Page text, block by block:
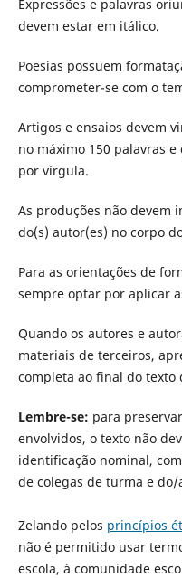
Expressões e palavras
devem estar em itálico.
Poesias possuem
comprometer-se com o
Artigos e ensaios devem
no máximo 150 palavras
por vírgula.
As produções não devem
do(s) autor(es) no corpo
Para as orientações de
sempre optar por aplicar
Quando os autores e
materiais de terceiros,
completa ao final do texto
Lembre-se: para
envolvidos, o texto não
identificação nominal,
de colegas de turma e
Zelando pelos princípios
não é permitido usar
escola, à comunidade